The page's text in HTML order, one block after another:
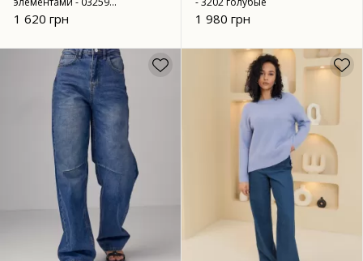
кофейные
1 620 грн 1 980 грн